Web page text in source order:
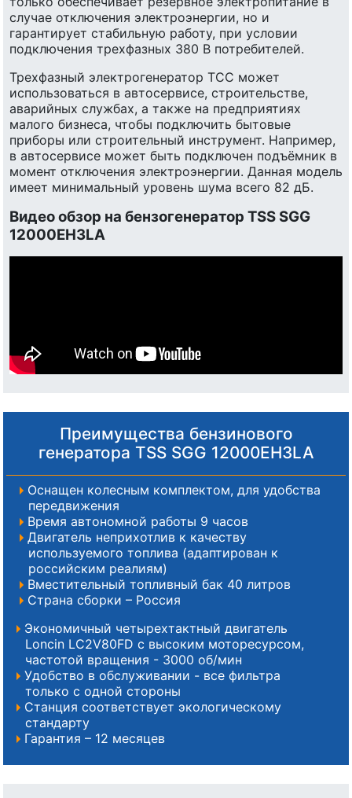
случае отключения электроэнергии, но и
гарантирует стабильную работу, при условии
подключения трехфазных 380 В потребителей.
Трехфазный электрогенератор ТСС может
использоваться в автосервисе, строительстве,
аварийных службах, а также на предприятиях
малого бизнеса, чтобы подключить бытовые
приборы или строительный инструмент. Например,
в автосервисе может быть подключен подъёмник в
момент отключения электроэнергии. Данная модель
имеет минимальный уровень шума всего 82 дБ.
Видео обзор на бензогенератор TSS SGG
12000EH3LA
Преимущества бензинового
генератора TSS SGG 12000EH3LA
Оснащен колесным комплектом, для удобства
передвижения
Время автономной работы 9 часов
Двигатель неприхотлив к качеству
используемого топлива (адаптирован к
российским реалиям)
Вместительный топливный бак 40 литров
Страна сборки – Россия
Экономичный четырехтактный двигатель
Loncin LC2V80FD с высоким моторесурсом,
частотой вращения - 3000 об/мин
Удобство в обслуживании - все фильтра
только с одной стороны
Станция соответствует экологическому
стандарту
Гарантия – 12 месяцев